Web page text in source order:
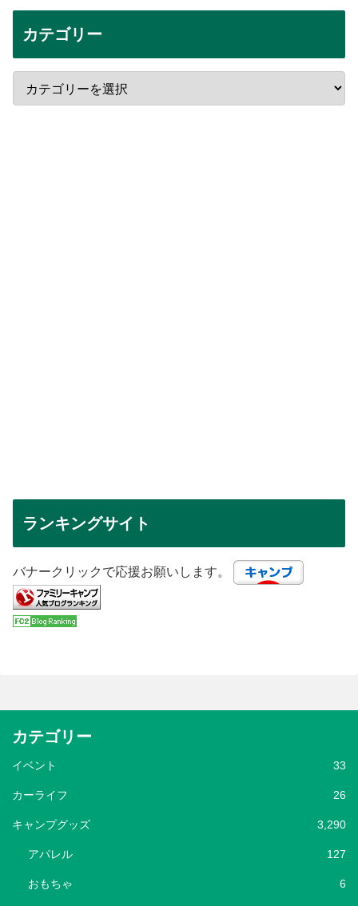
カテゴリー
ランキングサイト
バナークリックで応援お願いします。
カテゴリー
イベント 33
カーライフ 26
キャンプグッズ 3,290
アパレル 127
おもちゃ 6